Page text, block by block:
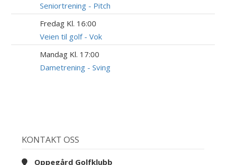
Seniortrening - Pitch
Fredag Kl. 16:00
Veien til golf - Vok
Mandag Kl. 17:00
Dametrening - Sving
KONTAKT OSS
Oppegård Golfklubb